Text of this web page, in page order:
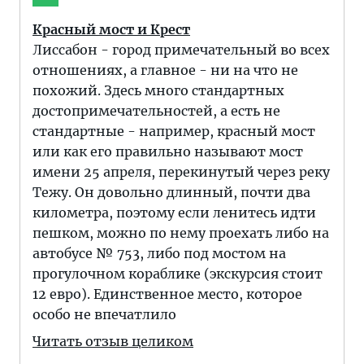
Красный мост и Крест
Лиссабон - город примечательный во всех
отношениях, а главное - ни на что не
похожий. Здесь много стандартных
достопримечательностей, а есть не
стандартные - например, красный мост
или как его правильно называют мост
имени 25 апреля, перекинутый через реку
Тежу. Он довольно длинный, почти два
километра, поэтому если ленитесь идти
пешком, можно по нему проехать либо на
автобусе № 753, либо под мостом на
прогулочном кораблике (экскурсия стоит
12 евро). Единственное место, которое
особо не впечатлило
Читать отзыв целиком